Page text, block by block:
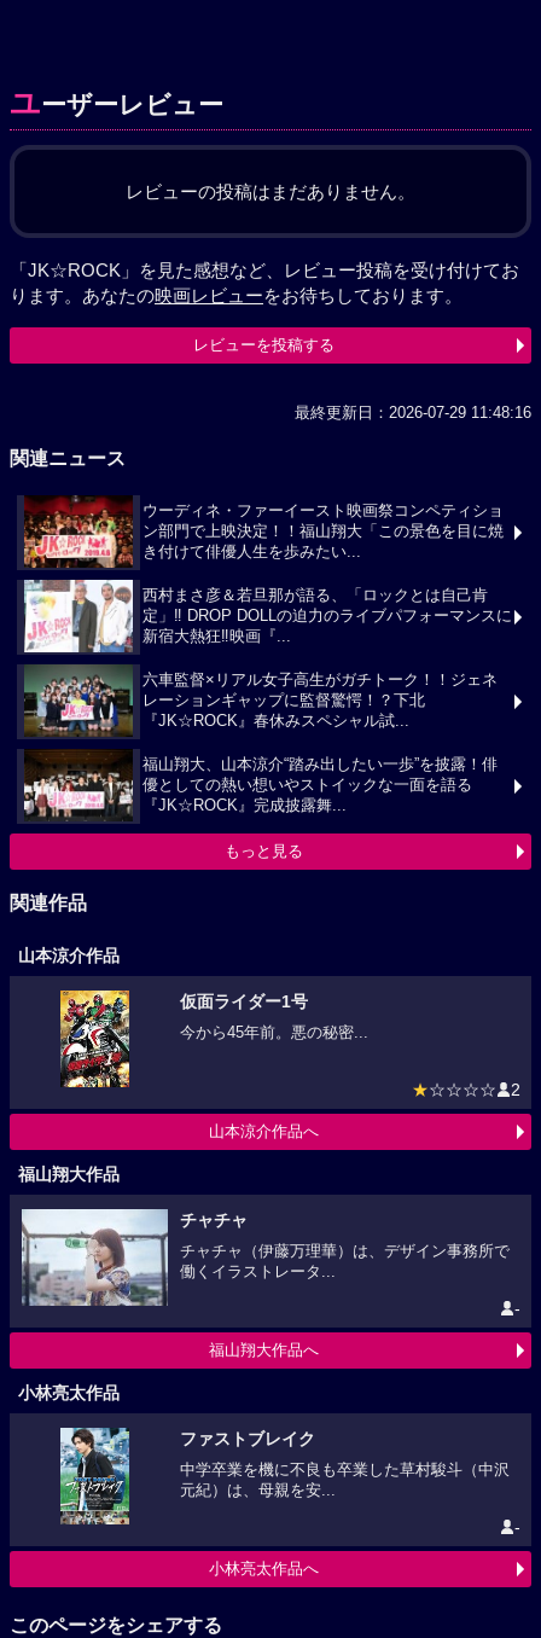
ユーザーレビュー
レビューの投稿はまだありません。
「JK☆ROCK」を見た感想など、レビュー投稿を受け付けてお
ります。あなたの映画レビューをお待ちしております。
レビューを投稿する
最終更新日：2026-07-29 11:48:16
関連ニュース
ウーディネ・ファーイースト映画祭コンペティショ
ン部門で上映決定！！福山翔大「この景色を目に焼
き付けて俳優人生を歩みたい...
西村まさ彦＆若旦那が語る、「ロックとは自己肯
定」‼ DROP DOLLの迫力のライブパフォーマンスに
新宿大熱狂‼映画『...
六車監督×リアル女子高生がガチトーク！！ジェネ
レーションギャップに監督驚愕！？下北
『JK☆ROCK』春休みスペシャル試...
福山翔大、山本涼介“踏み出したい一歩”を披露！俳
優としての熱い想いやストイックな一面を語る
『JK☆ROCK』完成披露舞...
もっと見る
関連作品
山本涼介作品
仮面ライダー1号
今から45年前。悪の秘密...
★☆☆☆☆ 2
山本涼介作品へ
福山翔大作品
チャチャ
チャチャ（伊藤万理華）は、デザイン事務所で
働くイラストレータ...
-
福山翔大作品へ
小林亮太作品
ファストブレイク
中学卒業を機に不良も卒業した草村駿斗（中沢
元紀）は、母親を安...
-
小林亮太作品へ
このページをシェアする